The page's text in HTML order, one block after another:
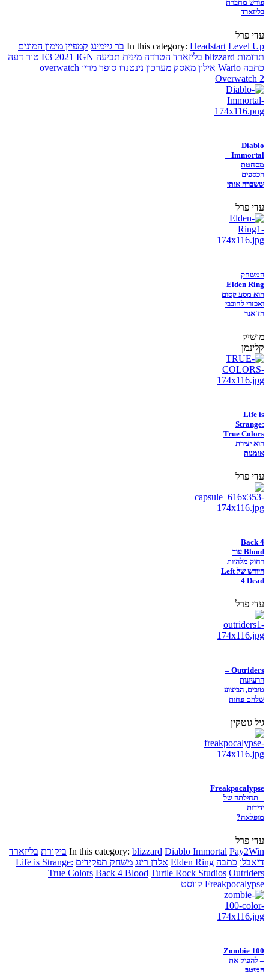
פורש מחברת
בליזארד
עדי פרל
In this category: Headstart Level Up בר גיימינג קמפיין מימון המונים
תרומות blizzard בליזארד הטרדה מינית תביעה E3 2021 IGN
טור דעה
כתבה Wario אילון מאסק מערכון נינטנדו סופר מריו overwatch
Overwatch 2
Diablo
Immortal –
מסחטת
הכספים
ששברה אותי
עדי פרל
המשחק
Elden Ring
הוא מסע קסום
ואכזרי לחובבי
הז'אנר
מושיק
קלינמן
Life is
Strange:
True Colors
הוא יצירת
אומנות
עדי פרל
Back 4
Blood עוד
רחוק מלהיות
היורש של Left
4 Dead
עדי פרל
Outriders –
הרעיונות
טובים, הביצוע
שלהם פחות
גיל גוטקין
Freakpocalypse
– תחילתה של
ידידות
מופלאה?
עדי פרל
In this category: blizzard Diablo Immortal Pay2Win ביקורת בליזארד
דיאבלו כתבה Elden Ring אלדן רינג משחק תפקידים Life is Strange:
True Colors Back 4 Blood Turtle Rock Studios Outriders
Freakpocalypse קווסט
Zombie 100
– להפיק את
המיטב